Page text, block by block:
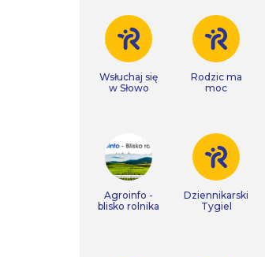
Wsłuchaj się
w Słowo
Rodzic ma
moc
Agroinfo -
blisko rolnika
Dziennikarski
Tygiel